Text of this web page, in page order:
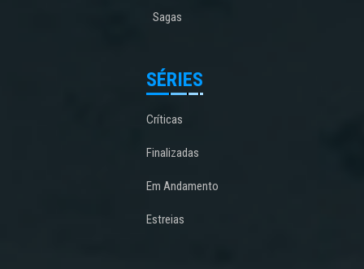
Sagas
SÉRIES
Críticas
Finalizadas
Em Andamento
Estreias